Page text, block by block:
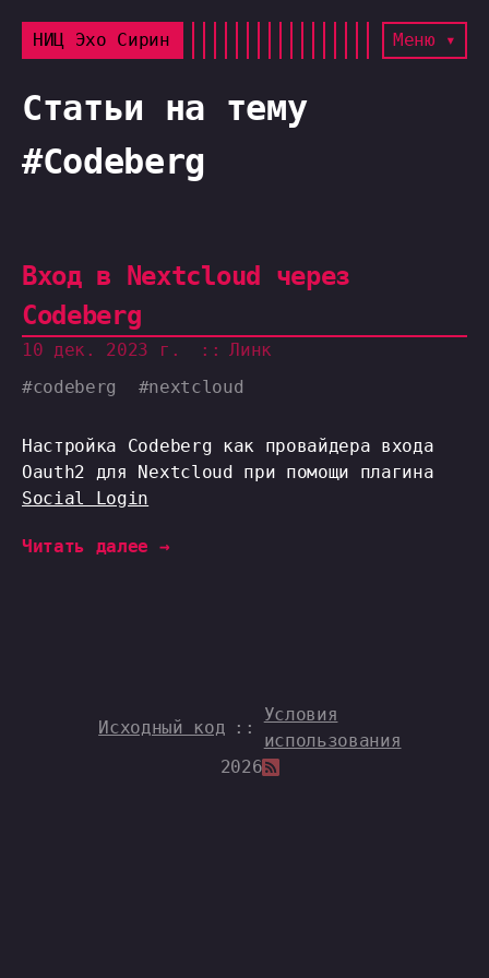
НИЦ Эхо Сирин Меню ▾
Статьи на тему
#Codeberg
Вход в Nextcloud через
Codeberg
10 дек. 2023 г.
Линк
#codeberg #nextcloud
Настройка Codeberg как провайдера входа
Oauth2 для Nextcloud при помощи плагина
Social Login
Читать далее →
Исходный код ::
Условия
использования
2026